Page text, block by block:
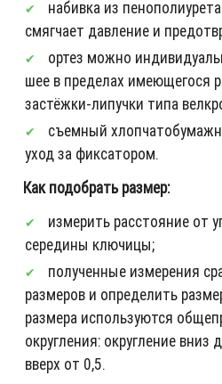
набивка из
смягчает давление и
ортез можно
шее в пределах имеющегося
застёжки-липучки типа
съемный
уход за фиксатором.
Как подобрать размер:
измерить расстояние от
середины ключицы;
полученные измерения
размеров и определить
размера используются
округления: округление вниз
вверх от 0,5.